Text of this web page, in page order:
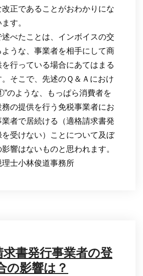
正であることがおわかりにな
す。
べたことは、インボイスの交
うな、事業者を相手にして商
行っている場合にあてはまる
。そこで、先述のＱ＆Ａにおけ
のような、もっぱら消費者を
の提供を行う免税事業者にお
者で居続ける（適格請求書発
受けない）ことについて及ぼ
響はないものと思われます。
士小林俊道事務所
求書発行事業者の登
の影響は？